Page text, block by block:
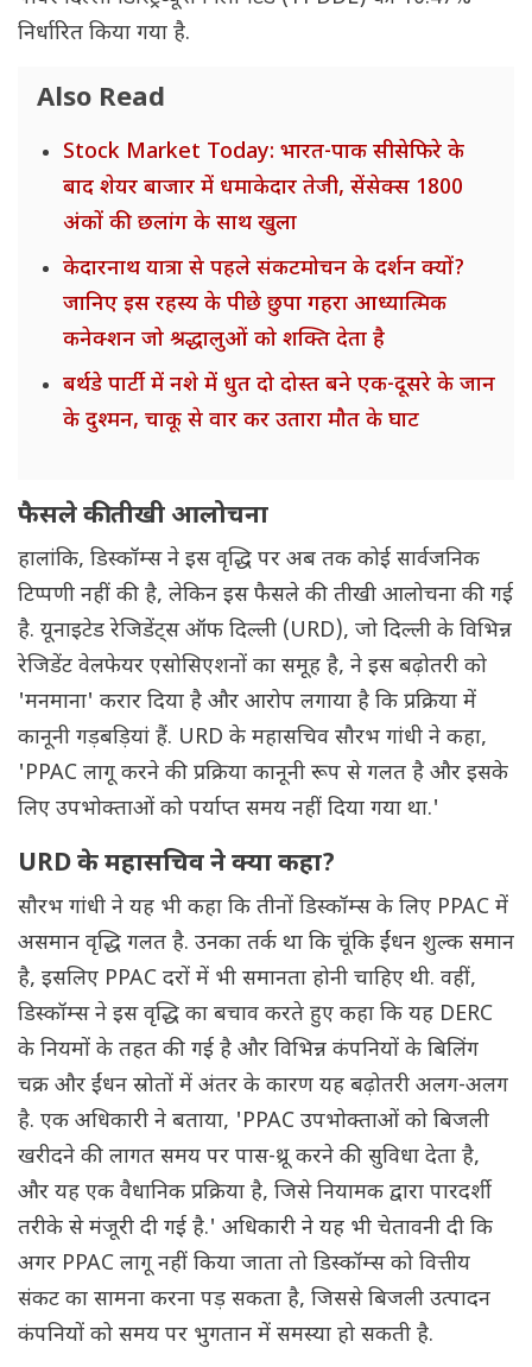
निर्धारित किया गया है.
Also Read
Stock Market Today: भारत-पाक सीसेफिरे के
बाद शेयर बाजार में धमाकेदार तेजी, सेंसेक्स 1800
अंकों की छलांग के साथ खुला
केदारनाथ यात्रा से पहले संकटमोचन के दर्शन क्यों?
जानिए इस रहस्य के पीछे छुपा गहरा आध्यात्मिक
कनेक्शन जो श्रद्धालुओं को शक्ति देता है
बर्थडे पार्टी में नशे में धुत दो दोस्त बने एक-दूसरे के जान
के दुश्मन, चाकू से वार कर उतारा मौत के घाट
फैसले की तीखी आलोचना
हालांकि, डिस्कॉम्स ने इस वृद्धि पर अब तक कोई सार्वजनिक
टिप्पणी नहीं की है, लेकिन इस फैसले की तीखी आलोचना की गई
है. यूनाइटेड रेजिडेंट्स ऑफ दिल्ली (URD), जो दिल्ली के विभिन्न
रेजिडेंट वेलफेयर एसोसिएशनों का समूह है, ने इस बढ़ोतरी को
'मनमाना' करार दिया है और आरोप लगाया है कि प्रक्रिया में
कानूनी गड़बड़ियां हैं. URD के महासचिव सौरभ गांधी ने कहा,
'PPAC लागू करने की प्रक्रिया कानूनी रूप से गलत है और इसके
लिए उपभोक्ताओं को पर्याप्त समय नहीं दिया गया था.'
URD के महासचिव ने क्या कहा?
सौरभ गांधी ने यह भी कहा कि तीनों डिस्कॉम्स के लिए PPAC में
असमान वृद्धि गलत है. उनका तर्क था कि चूंकि ईंधन शुल्क समान
है, इसलिए PPAC दरों में भी समानता होनी चाहिए थी. वहीं,
डिस्कॉम्स ने इस वृद्धि का बचाव करते हुए कहा कि यह DERC
के नियमों के तहत की गई है और विभिन्न कंपनियों के बिलिंग
चक्र और ईंधन स्रोतों में अंतर के कारण यह बढ़ोतरी अलग-अलग
है. एक अधिकारी ने बताया, 'PPAC उपभोक्ताओं को बिजली
खरीदने की लागत समय पर पास-थ्रू करने की सुविधा देता है,
और यह एक वैधानिक प्रक्रिया है, जिसे नियामक द्वारा पारदर्शी
तरीके से मंजूरी दी गई है.' अधिकारी ने यह भी चेतावनी दी कि
अगर PPAC लागू नहीं किया जाता तो डिस्कॉम्स को वित्तीय
संकट का सामना करना पड़ सकता है, जिससे बिजली उत्पादन
कंपनियों को समय पर भुगतान में समस्या हो सकती है.